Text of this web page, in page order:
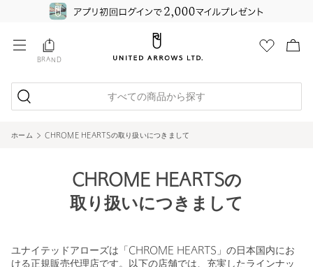
BRAND
すべての商品から探す
ホーム CHROME HEARTSの取り扱いにつきまして
CHROME HEARTSの
取り扱いにつきまして
ユナイテッドアローズは「CHROME HEARTS」の日本国内にお
ける正規販売代理店です。以下の店舗では、充実したラインナッ